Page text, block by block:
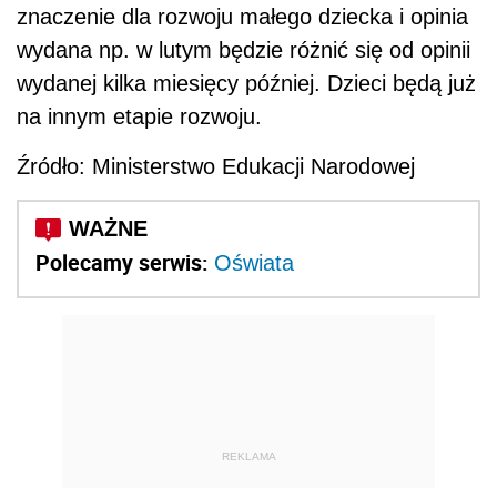
znaczenie dla rozwoju małego dziecka i opinia
wydana np. w lutym będzie różnić się od opinii
wydanej kilka miesięcy później. Dzieci będą już
na innym etapie rozwoju.
Źródło: Ministerstwo Edukacji Narodowej
Polecamy serwis: Oświata
REKLAMA